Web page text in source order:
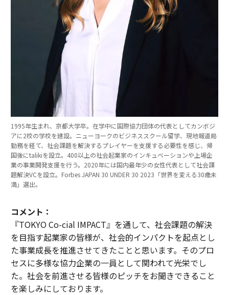
1995年生まれ、京都大学卒。在学中に国際協力団体の代表としてカンボジ
アに2校の学校を建設。ニューヨークのビジネススクール留学、現地報道局
勤務を経て、社会課題を解決するプレイヤーを支援する必要性を感じ、帰
国後にtalikiを設立。400以上の社会起業家のインキュベーションや上場企
業の事業開発支援を行う。2020年には国内最年少の女性代表として社会課
題解決VCを設立。Forbes JAPAN 30 UNDER 30 2023「世界を変える30歳未
満」選出。
コメント：
『TOKYO Co-cial IMPACT』を通して、社会課題の解決
を目指す起業家の皆様が、社会的インパクトを起点とし
た事業成長を推進させてきたことと思います。そのプロ
セスに多様な協力企業の一員として関われて光栄でし
た。社会を前進させる皆様のピッチをお聞きできること
を楽しみにしております。